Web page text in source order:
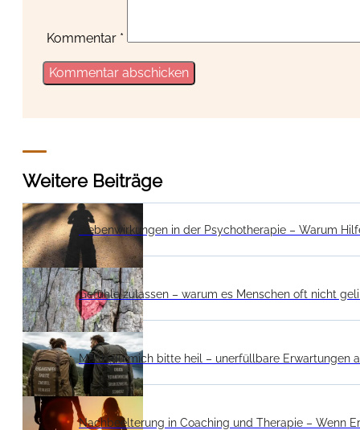
Kommentar *
Weitere Beiträge
Nebenwirkungen in der Psychotherapie – Warum
Gefühle zulassen – warum es Menschen oft nicht
Mach du mich bitte heil – unerfüllbare Erwartungen
Nachbeelterung in Coaching und Therapie – Wenn